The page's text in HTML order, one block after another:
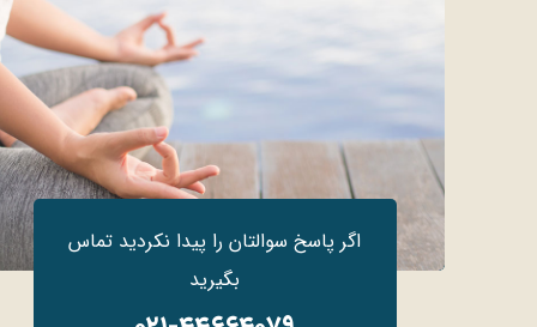
اگر پاسخ سوالتان را پیدا نکردید تماس
بگیرید